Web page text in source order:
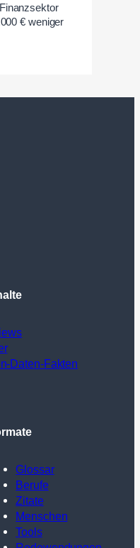
€ weniger
Daten-Fakten
Glossar
Berufe
Zitate
Menschen
Tools